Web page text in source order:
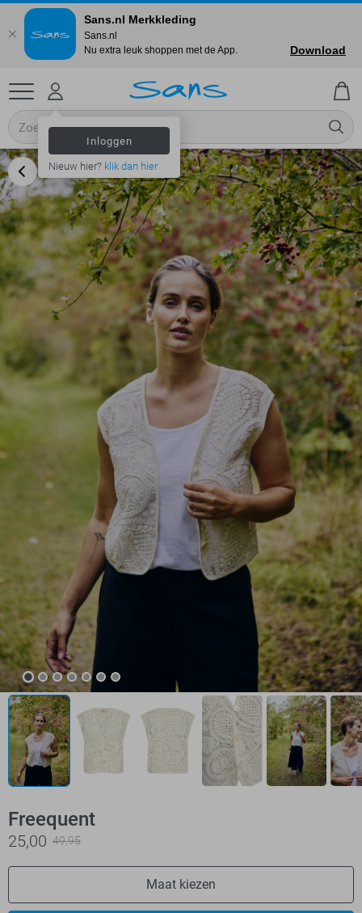
Inloggen
Nieuw hier? klik dan hier
Freequent
25,00 49,95
Maat kiezen
Sans.nl Merkkleding
Sans.nl
Nu extra leuk shoppen met de App.
Download